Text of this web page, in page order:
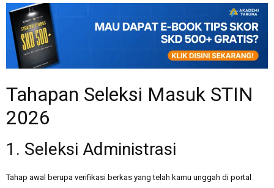
Tahapan Seleksi Masuk STIN
2026
1. Seleksi Administrasi
Tahap awal berupa verifikasi berkas yang telah kamu unggah di portal